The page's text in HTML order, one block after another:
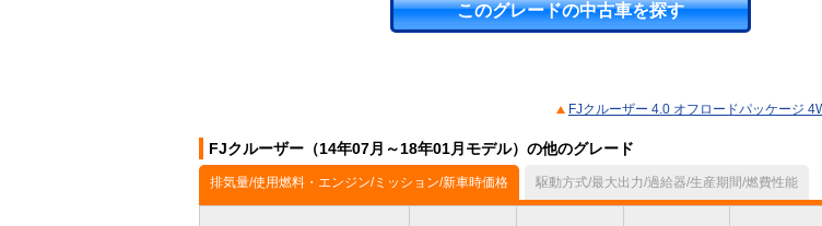
このグレードの中古車を探す
FJクルーザー 4.0 オフロードパッケージ
FJクルーザー（14年07月～18年01月モデル）の他のグレード
排気量/使用燃料・エンジン/ミッション/新車時価格 駆動方式/最大出力/過給器/生産期間/燃費性能